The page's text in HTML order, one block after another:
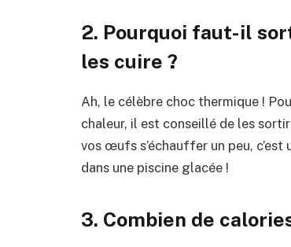
2. Pourquoi faut-il
les cuire ?
Ah, le célèbre choc thermique !
chaleur, il est conseillé de les
vos œufs s’échauffer un peu, c’est
dans une piscine glacée !
3. Combien de